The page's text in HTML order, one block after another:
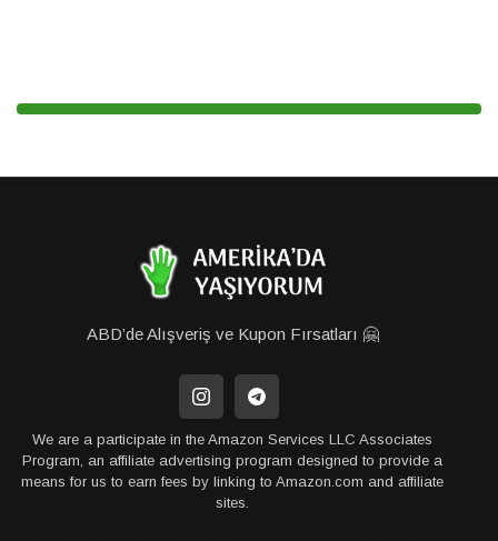
ABD’de Alışveriş ve Kupon Fırsatları 🤗
We are a participate in the Amazon Services LLC Associates
Program, an affiliate advertising program designed to provide a
means for us to earn fees by linking to Amazon.com and affiliate
sites.